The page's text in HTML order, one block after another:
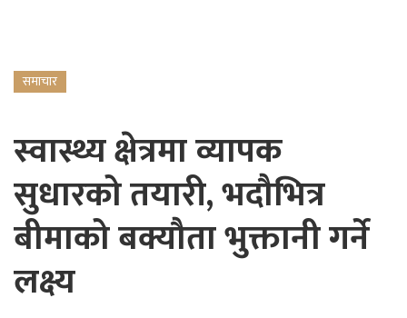
समाचार
स्वास्थ्य क्षेत्रमा व्यापक
सुधारको तयारी, भदौभित्र
बीमाको बक्यौता भुक्तानी गर्ने
लक्ष्य